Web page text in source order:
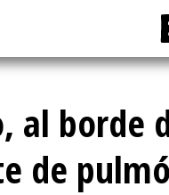
al borde
de